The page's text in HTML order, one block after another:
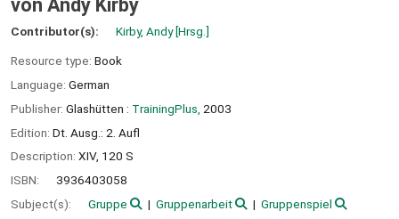
von Andy Kirby
Contributor(s): Kirby, Andy[Hrsg.]
Resource type: Book
Language: German
Publisher: Glashütten : TrainingPlus, 2003
Edition: Dt. Ausg.: 2. Aufl
Description: XIV, 120 S
ISBN:
3936403058
Subject(s):
Gruppe Gruppenarbeit
Gruppenspiel